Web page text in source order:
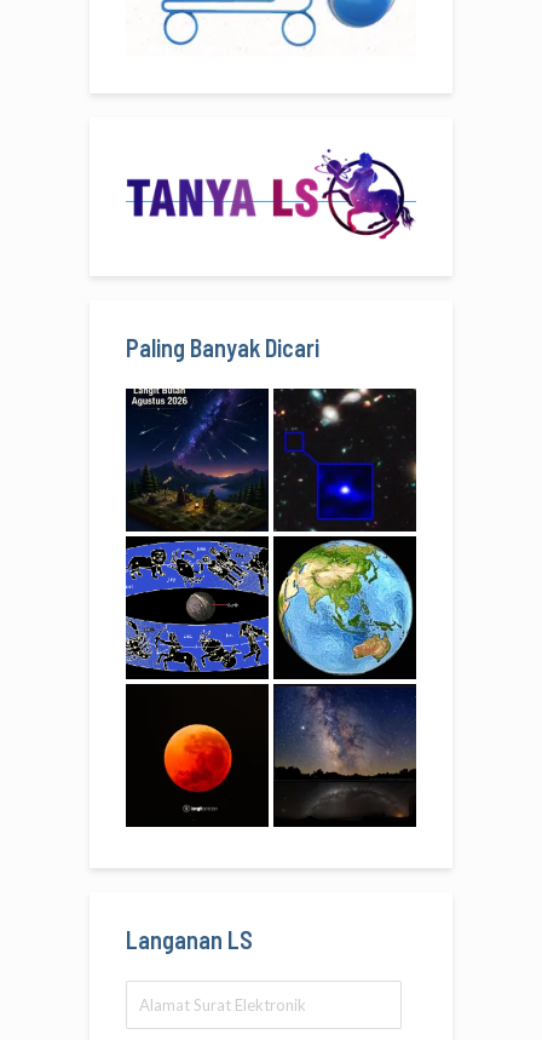
Paling Banyak Dicari
Langanan LS
Surat
Elektronik